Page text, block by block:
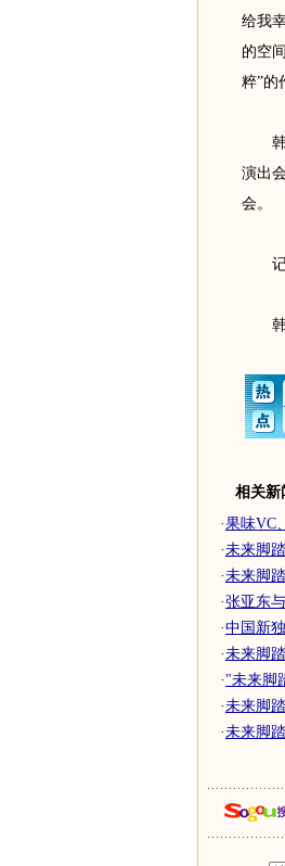
给我
的空
粹”的
韩彭
演出
会。
记
韩
相关新
·果味VC
·未来脚
·未来脚
·张亚东
·中国新
·未来脚
· "未来脚
·未来脚
·未来脚